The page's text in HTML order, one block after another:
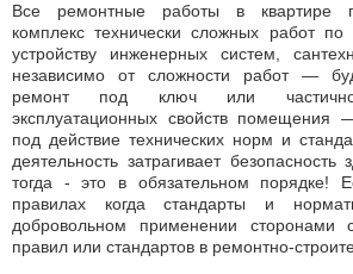
Все ремонтные работы в квартире
комплекс технически сложных работ по
устройству инженерных систем,
независимо от сложности работ —
ремонт под ключ или частичное
эксплуатационных свойств помещения
под действие технических норм и
деятельность затрагивает
тогда - это в обязательном порядке!
правилах когда стандарты и
добровольном применении сторонами
правил или стандартов в ремонтно-